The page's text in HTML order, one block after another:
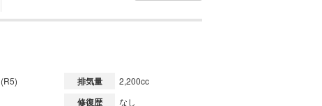
(R5) 排気量 2,200cc
修復歴 なし